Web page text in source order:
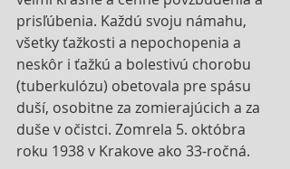
prisľúbenia. Každú svoju námahu,
všetky ťažkosti a nepochopenia a
neskôr i ťažkú a bolestivú chorobu
(tuberkulózu) obetovala pre spásu
duší, osobitne za zomierajúcich a za
duše v očistci. Zomrela 5. októbra
roku 1938 v Krakove ako 33-ročná.